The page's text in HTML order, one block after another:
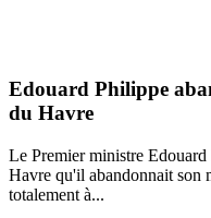
Edouard Philippe
du Havre
Le Premier ministre
Havre qu'il abandonnait son
totalement à...